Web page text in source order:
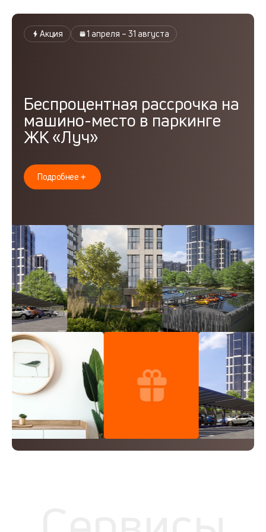
Акция 1 апреля – 31 августа
Беспроцентная рассрочка на
машино-место в паркинге
ЖК «Луч»
Подробнее